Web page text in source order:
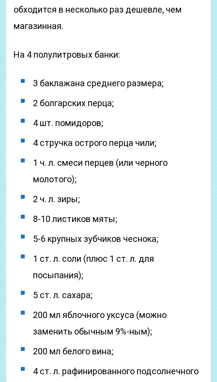
обходится в несколько раз дешевле, чем
магазинная.
На 4 полулитровых банки:
3 баклажана среднего размера;
2 болгарских перца;
4 шт. помидоров;
4 стручка острого перца чили;
1 ч. л. смеси перцев (или черного
молотого);
2 ч. л. зиры;
8-10 листиков мяты;
5-6 крупных зубчиков чеснока;
1 ст. л. соли (плюс 1 ст. л. для
посыпания);
5 ст. л. сахара;
200 мл яблочного уксуса (можно
заменить обычным 9%-ным);
200 мл белого вина;
4 ст. л. рафинированного подсолнечного